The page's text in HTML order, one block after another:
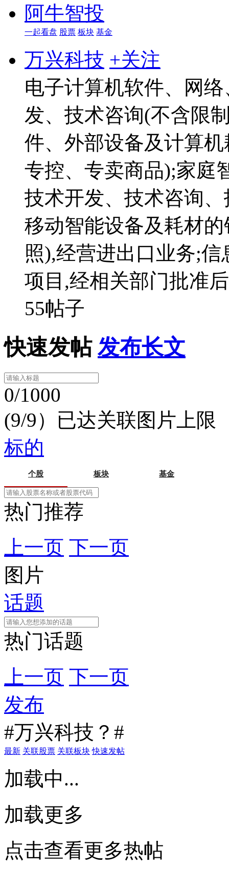
阿牛智投
一起看盘 股票 板块 基金
万兴科技 +关注
电子计算机软件、网
发、技术咨询(不含限
件、外部设备及计算
专控、专卖商品);家庭
技术开发、技术咨询
移动智能设备及耗材
照),经营进出口业务;
项目,经相关部门批准
55帖子
快速发帖 发布长文
0/1000
(9/9）已达关联图片上限
标的
个股 板块 基金
热门推荐
上一页 下一页
图片
话题
热门话题
上一页 下一页
发布
#万兴科技？#
最新 关联股票 关联板块 快速发帖
加载中...
加载更多
点击查看更多热帖